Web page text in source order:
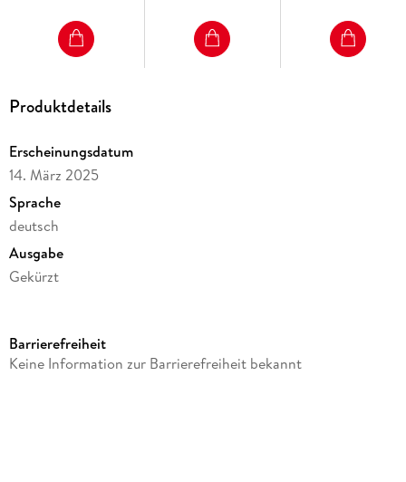
Produktdetails
Erscheinungsdatum
14. März 2025
Sprache
deutsch
Ausgabe
Gekürzt
Laufzeit
Barrierefreiheit
Keine Information zur Barrierefreiheit bekannt